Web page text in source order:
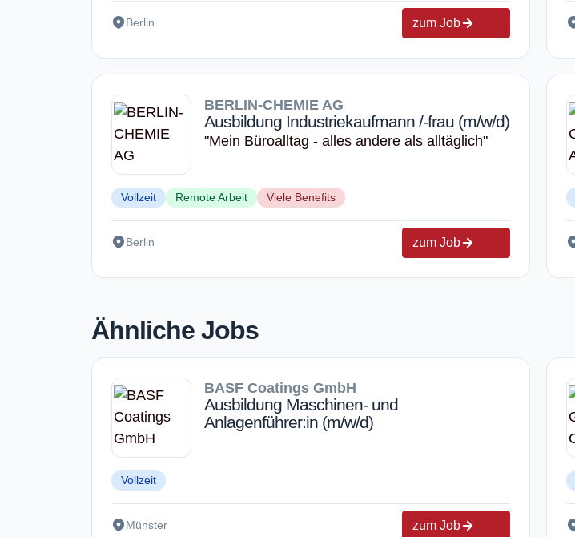
Berlin zum Job
BERLIN-CHEMIE AG
Ausbildung Industriekaufmann /-frau (m/w/d)
"Mein Büroalltag - alles andere als alltäglich"
Vollzeit Remote Arbeit Viele Benefits
Berlin zum Job
Ähnliche Jobs
BASF Coatings GmbH
Ausbildung Maschinen- und
Anlagenführer:in (m/w/d)
Vollzeit
Münster zum Job